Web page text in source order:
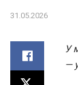
31.05.2026
У
—